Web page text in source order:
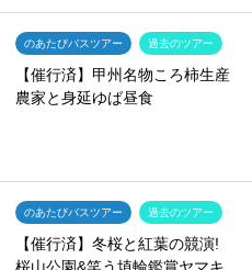
のあたびバスツアー 過去のツアー
【催行済】甲州名物ころ柿生産
農家と身延ゆば昼食
のあたびバスツアー 過去のツアー
【催行済】冬桜と紅葉の競演!
桜山公園&笑う埴輪鑑賞ヤマキ